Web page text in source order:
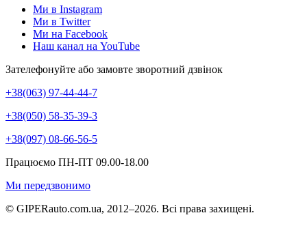
Ми в Instagram
Ми в Twitter
Ми на Facebook
Наш канал на YouTube
Зателефонуйте або замовте зворотний дзвінок
+38(063) 97-44-44-7
+38(050) 58-35-39-3
+38(097) 08-66-56-5
Працюємо ПН-ПТ 09.00-18.00
Ми передзвонимо
© GIPERauto.com.ua, 2012–2026. Всі права захищені.